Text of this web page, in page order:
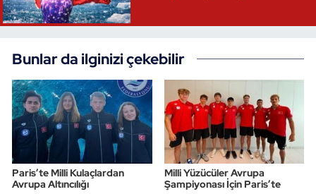
Bunlar da ilginizi çekebilir
Paris’te Milli Kulaçlardan
Avrupa Altıncılığı
Milli Yüzücüler Avrupa
Şampiyonası İçin Paris’te